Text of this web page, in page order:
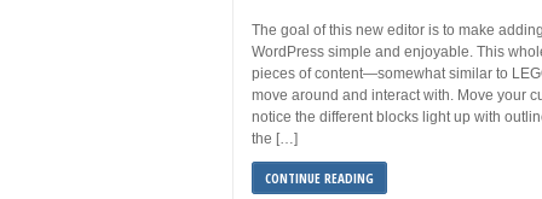
The goal of this new editor is to make
WordPress simple and enjoyable. This
pieces of content—somewhat similar to
move around and interact with. Move your
notice the different blocks light up with
the […]
CONTINUE READING